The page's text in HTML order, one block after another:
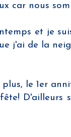
car nous
et je
j'ai de la
le 1er